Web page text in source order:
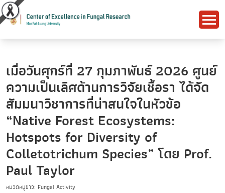
เมื่อวันศุกร์ที่ 27 กุมภาพันธ์ 2026 ศูนย์
ความเป็นเลิศด้านการวิจัยเชื้อรา ได้จัด
สัมมนาวิชาการที่น่าสนใจในหัวข้อ
“Native Forest Ecosystems:
Hotspots for Diversity of
Colletotrichum Species” โดย Prof.
Paul Taylor
หมวดหมู่ข่าว: Fungal Activity